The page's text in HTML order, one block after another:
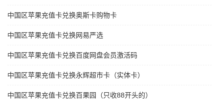
中国区苹果充值卡兑换奥斯卡购物卡
中国区苹果充值卡兑换网易严选
中国区苹果充值卡兑换百度网盘会员激活码
中国区苹果充值卡兑换永辉超市卡（实体卡）
中国区苹果充值卡兑换百果园（只收88开头的）